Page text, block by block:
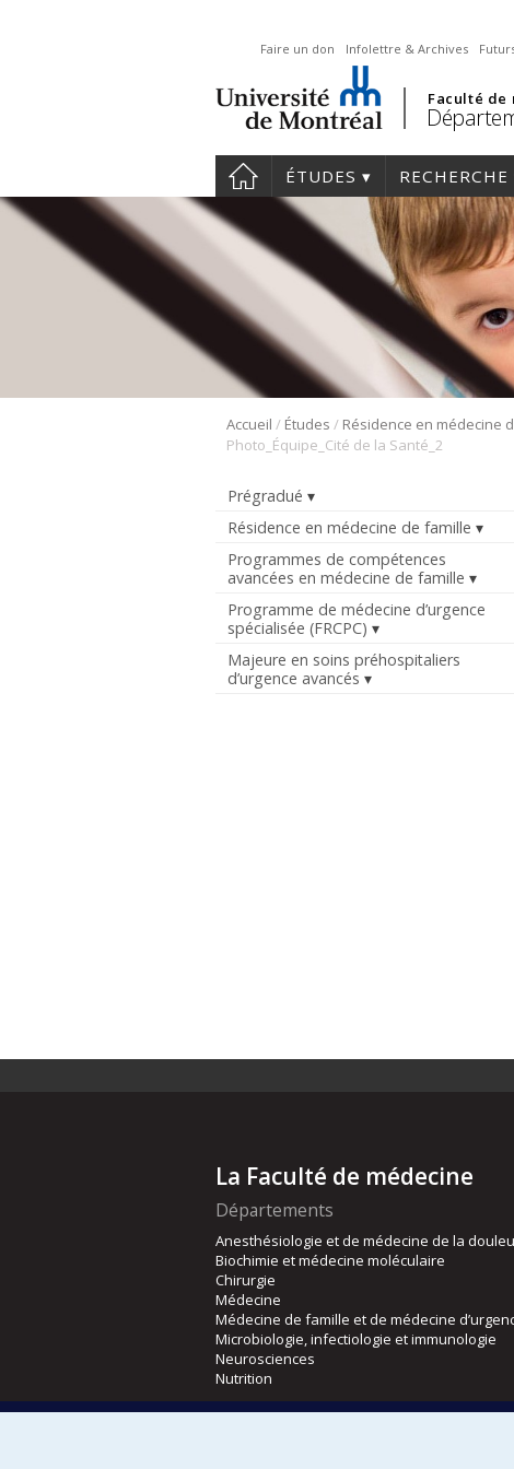
Faire un don Infolettre & Archives
Faculté de
ÉTUDES RECHERCHE
Accueil / Études /
Photo_Équipe_Cité de la Santé_2
Prégradué
Résidence en médecine de famille
Programmes de compétences
avancées en médecine de famille
Programme de médecine d’urgence
spécialisée (FRCPC)
Majeure en soins préhospitaliers
d’urgence avancés
La Faculté de médecine
Départements
Anesthésiologie et de médecine de la
Biochimie et médecine moléculaire
Chirurgie
Médecine
Médecine de famille et de médecine
Microbiologie, infectiologie et immunologie
Neurosciences
Nutrition